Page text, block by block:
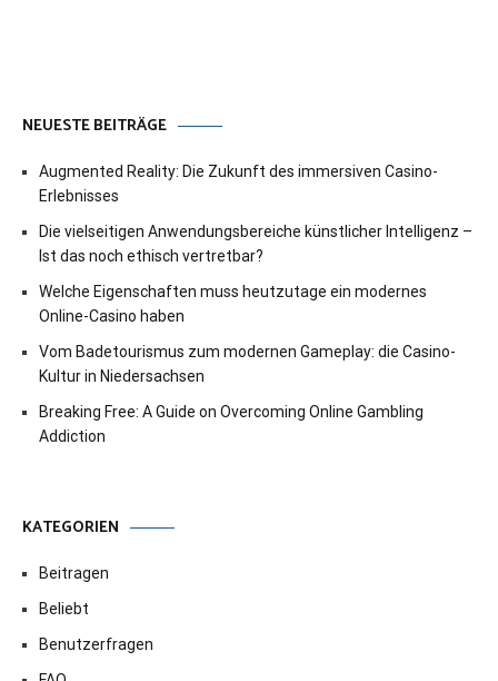
NEUESTE BEITRÄGE
Augmented Reality: Die Zukunft des immersiven Casino-
Erlebnisses
Die vielseitigen Anwendungsbereiche künstlicher Intelligenz –
Ist das noch ethisch vertretbar?
Welche Eigenschaften muss heutzutage ein modernes
Online-Casino haben
Vom Badetourismus zum modernen Gameplay: die Casino-
Kultur in Niedersachsen
Breaking Free: A Guide on Overcoming Online Gambling
Addiction
KATEGORIEN
Beitragen
Beliebt
Benutzerfragen